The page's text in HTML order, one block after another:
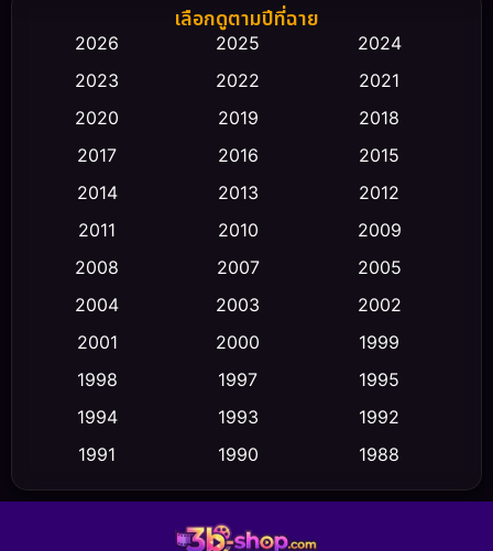
Biography ชีวิตจริง
Classic หนังคลาสสิก (23)
Comedy ตลก (475)
Conspiracy
Crime อาชญากรรม (355)
Culture (23)
Dance เต้น
เลือกดูตามปีที่ฉาย
2026 2025
2024
2023
2022
2021
2020
2019
2018
2017
2016
2015
2014
2013
2012
2011
2010
2009
2008
2007
2005
2004
2003
2002
2001
2000
1999
1998
1997
1995
1994
1993
1992
1991
1990
1988
1986
1985
1983
1981